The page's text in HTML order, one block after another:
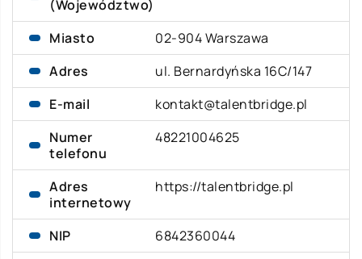
(Województwo)
Miasto
02-904 Warszawa
Adres
ul. Bernardyńska 16C/147
E-mail
kontakt@talentbridge.pl
Numer
telefonu
48221004625
Adres
internetowy
https://talentbridge.pl
NIP
6842360044